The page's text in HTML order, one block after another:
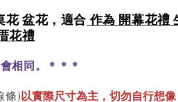
花 盆花，適合 作為 開幕花禮
花禮
相同。＊＊＊
條)以實際尺寸為主，切勿自行想像